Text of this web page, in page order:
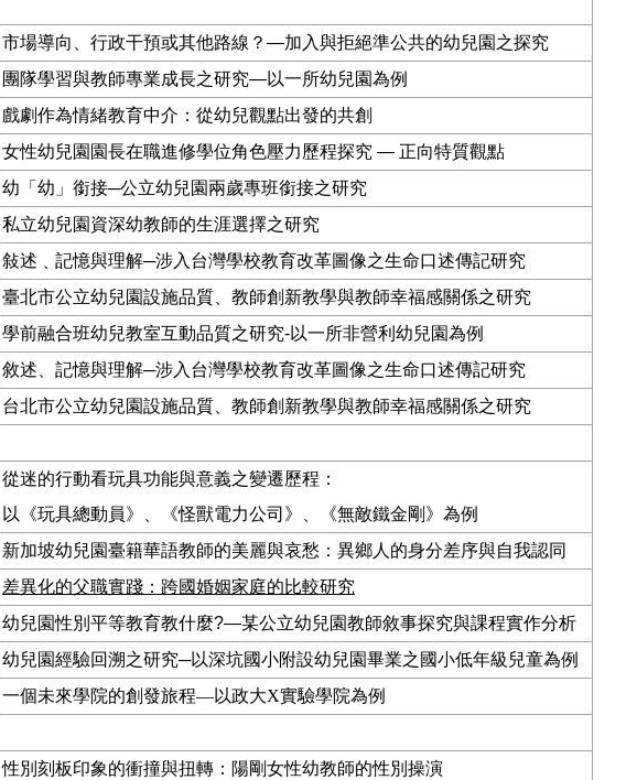
市場導向、行政干預或其他路線？ —加入與拒絕準公共的幼兒園之探究
團隊學習與教師專業成長之研究—以一所幼兒園為例
戲劇作為情緒教育中介：從幼兒觀點出發的共創
女性幼兒園園長在職進修學位角色壓力歷程探究 — 正向特質觀點
幼「幼」銜接─公立幼兒園兩歲專班銜接之研究
私立幼兒園資深幼教師的生涯選擇之研究
敍述﹑記憶與理解─涉入台灣學校教育改革圖像之生命口述傳記研究
臺北市公立幼兒園設施品質、教師創新教學與教師幸福感關係之研究
學前融合班幼兒教室互動品質之研究-以一所非營利幼兒園為例
敘述、記憶與理解─涉入台灣學校教育改革圖像之生命口述傳記研究
台北市公立幼兒園設施品質、教師創新教學與教師幸福感關係之研究
從迷的行動看玩具功能與意義之變遷歷程：
以《玩具總動員》、《怪獸電力公司》、《無敵鐵金剛》為例
新加坡幼兒園臺籍華語教師的美麗與哀愁：異鄉人的身分差序與自我認同
差異化的父職實踐：跨國婚姻家庭的比較研究
幼兒園性別平等教育教什麼?—某公立幼兒園教師敘事探究與課程實作分析
幼兒園經驗回溯之研究─以深坑國小附設幼兒園畢業之國小低年級兒童為例
一個未來學院的創發旅程—以政大X實驗學院為例
性別刻板印象的衝撞與扭轉：陽剛女性幼教師的性別操演